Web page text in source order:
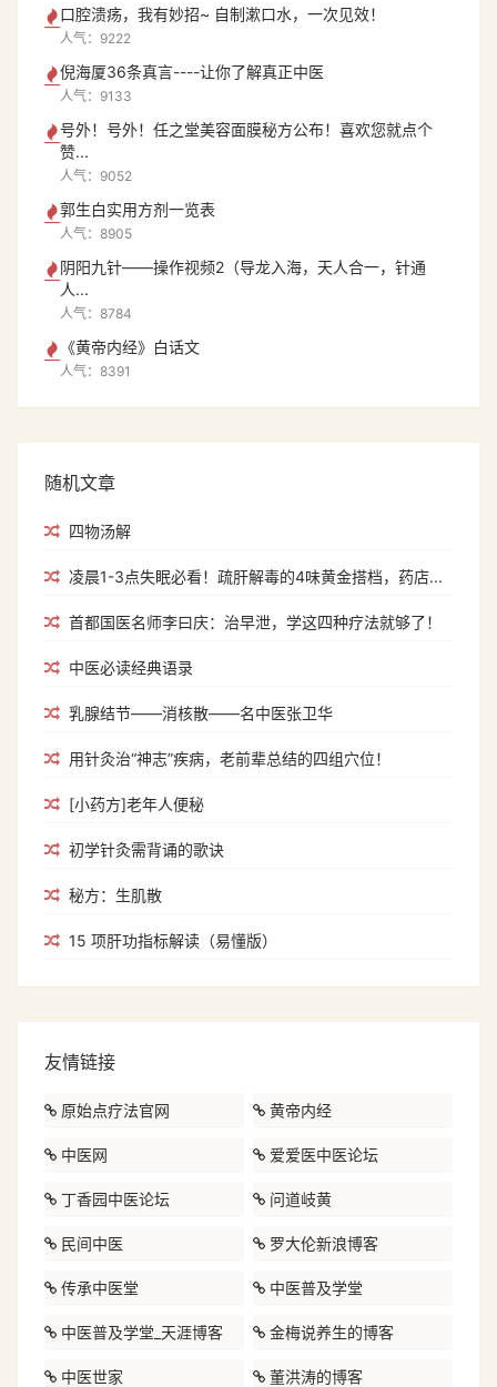
口腔溃疡，我有妙招~ 自制漱口水，一次见效！
人气：9222
倪海厦36条真言----让你了解真正中医
人气：9133
号外！号外！任之堂美容面膜秘方公布！喜欢您就点个
赞...
人气：9052
郭生白实用方剂一览表
人气：8905
阴阳九针——操作视频2（导龙入海，天人合一，针通
人...
人气：8784
《黄帝内经》白话文
人气：8391
随机文章
四物汤解
凌晨1-3点失眠必看！疏肝解毒的4味黄金搭档，药店...
首都国医名师李曰庆：治早泄，学这四种疗法就够了！
中医必读经典语录
乳腺结节——消核散——名中医张卫华
用针灸治“神志”疾病，老前辈总结的四组穴位！
[小药方]老年人便秘
初学针灸需背诵的歌诀
秘方：生肌散
15 项肝功指标解读（易懂版）
友情链接
原始点疗法官网 黄帝内经
中医网 爱爱医中医论坛
丁香园中医论坛 问道岐黄
民间中医 罗大伦新浪博客
传承中医堂 中医普及学堂
中医普及学堂_天涯博客 金梅说养生的博客
中医世家 董洪涛的博客